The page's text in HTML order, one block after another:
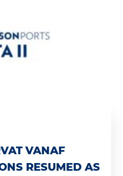
VANAF
RESUMED AS